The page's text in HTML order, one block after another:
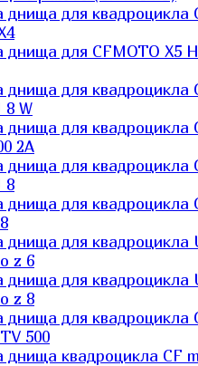
днища для квадроцикла
для CFMOTO X5
днища для квадроцикла
8 W
днища для квадроцикла
2A
днища для квадроцикла
8
днища для квадроцикла
днища для квадроцикла
z 6
днища для квадроцикла
z 8
днища для квадроцикла
500
днища квадроцикла СF